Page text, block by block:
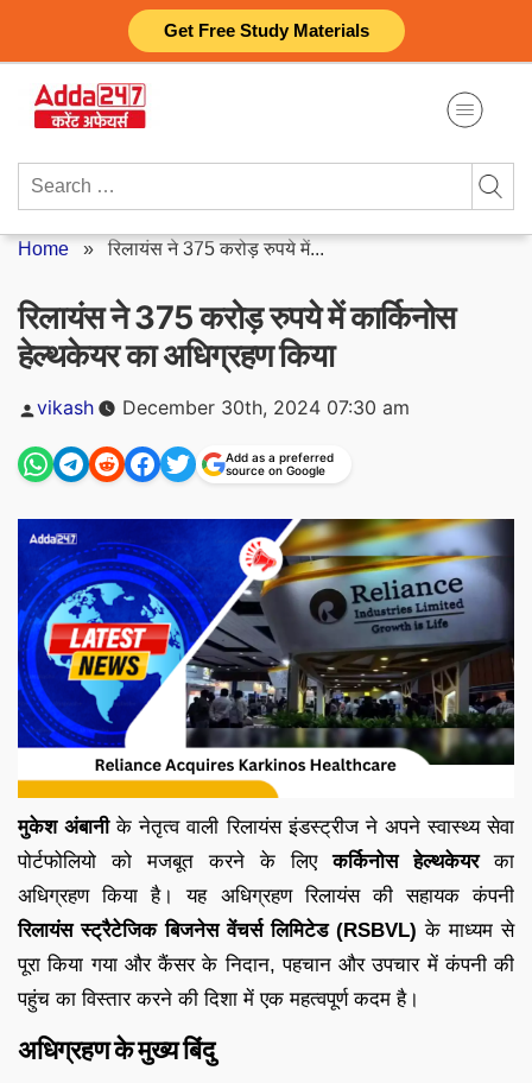
Get Free Study Materials
content
Search
Home »रिलायंस ने 375 करोड़ रुपये में...
रिलायंस ने 375 करोड़ रुपये में कार्किनोस
हेल्थकेयर का अधिग्रहण किया
Posted
vikash December 30th, 2024 07:30 am
Add as a preferred
source on Google
मुकेश अंबानीके नेतृत्व वाली रिलायंस इंडस्ट्रीज ने अपने स्वास्थ्य सेवा
पोर्टफोलियो को मजबूत करने के लिएकर्किनोस हेल्थकेयरका
अधिग्रहण किया है। यह अधिग्रहण रिलायंस की सहायक कंपनी
रिलायंस स्ट्रैटेजिक बिजनेस वेंचर्स लिमिटेड (RSBVL) के माध्यम से
पूरा किया गया और कैंसर के निदान, पहचान और उपचार में कंपनी की
पहुंच का विस्तार करने की दिशा में एक महत्वपूर्ण कदम है।
अधिग्रहण के मुख्य बिंदु